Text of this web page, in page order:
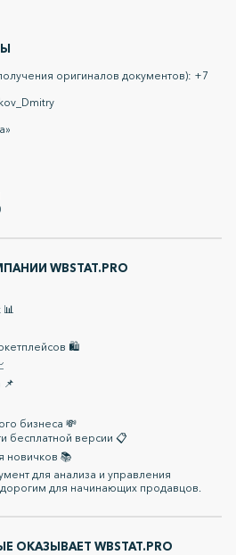
оригиналов документов): +7
WBSTAT.PRO
📊
🛍️
📌
бизнеса 💸
бесплатной версии 📋
новичков 📚
для анализа и управления
для начинающих продавцов.
WBSTAT.PRO